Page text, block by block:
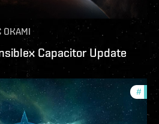
OKAMI
Capacitor Update
#